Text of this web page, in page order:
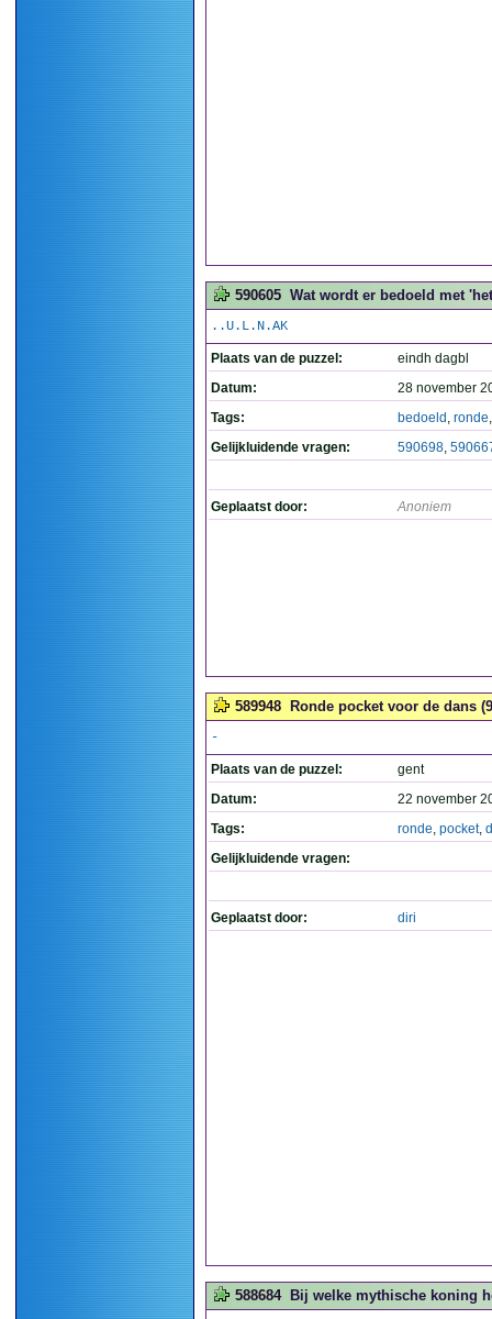
590605 Wat wordt er bedoeld met
..U.L.N.AK
Plaats van de puzzel:
eindh dagbl
Datum:
28 november
Tags:
bedoeld , ronde
Gelijkluidende vragen:
590698,
Geplaatst door: Anoniem
589948 Ronde pocket voor de dans
-
Plaats van de puzzel:
gent
Datum:
22 november
Tags:
ronde, pocket,
Gelijkluidende vragen:
Geplaatst door: diri
588684 Bij welke mythische koning